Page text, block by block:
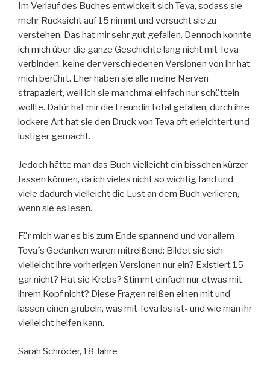
Im Verlauf des Buches entwickelt sich Teva, sodass sie
mehr Rücksicht auf 15 nimmt und versucht sie zu
verstehen. Das hat mir sehr gut gefallen. Dennoch konnte
ich mich über die ganze Geschichte lang nicht mit Teva
verbinden, keine der verschiedenen Versionen von ihr hat
mich berührt. Eher haben sie alle meine Nerven
strapaziert, weil ich sie manchmal einfach nur schütteln
wollte. Dafür hat mir die Freundin total gefallen, durch ihre
lockere Art hat sie den Druck von Teva oft erleichtert und
lustiger gemacht.
Jedoch hätte man das Buch vielleicht ein bisschen kürzer
fassen können, da ich vieles nicht so wichtig fand und
viele dadurch vielleicht die Lust an dem Buch verlieren,
wenn sie es lesen.
Für mich war es bis zum Ende spannend und vor allem
Teva´s Gedanken waren mitreißend: Bildet sie sich
vielleicht ihre vorherigen Versionen nur ein? Existiert 15
gar nicht? Hat sie Krebs? Stimmt einfach nur etwas mit
ihrem Kopf nicht? Diese Fragen reißen einen mit und
lassen einen grübeln, was mit Teva los ist- und wie man ihr
vielleicht helfen kann.
Sarah Schröder, 18 Jahre